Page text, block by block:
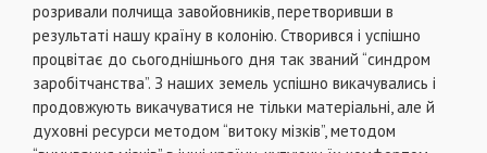
розривали полчища завойовників, перетворивши в
результаті нашу країну в колонію. Створився і успішно
процвітає до сьогоднішнього дня так званий “синдром
заробітчанства”. З наших земель успішно викачувались і
продовжують викачуватися не тільки матеріальні, але й
духовні ресурси методом “витоку мізків”, методом